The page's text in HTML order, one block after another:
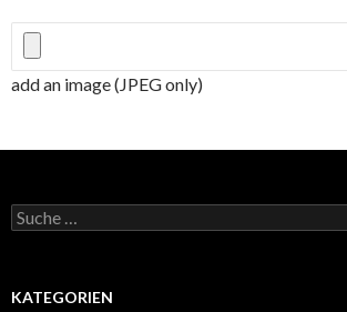
add an image (JPEG only)
Suche
nach:
KATEGORIEN